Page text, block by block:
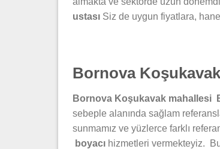
ustası Siz de uygun fiyatlara,
Bornova
Bornova Koşukavak mahallesi
sebeple alanında sağlam
sunmamız ve yüzlerce farklı
boyacı hizmetleri vermekteyiz.